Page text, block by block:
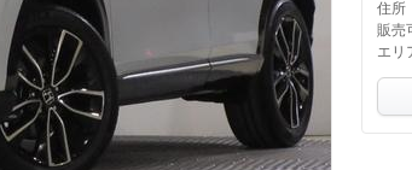
住所
販売
エリ